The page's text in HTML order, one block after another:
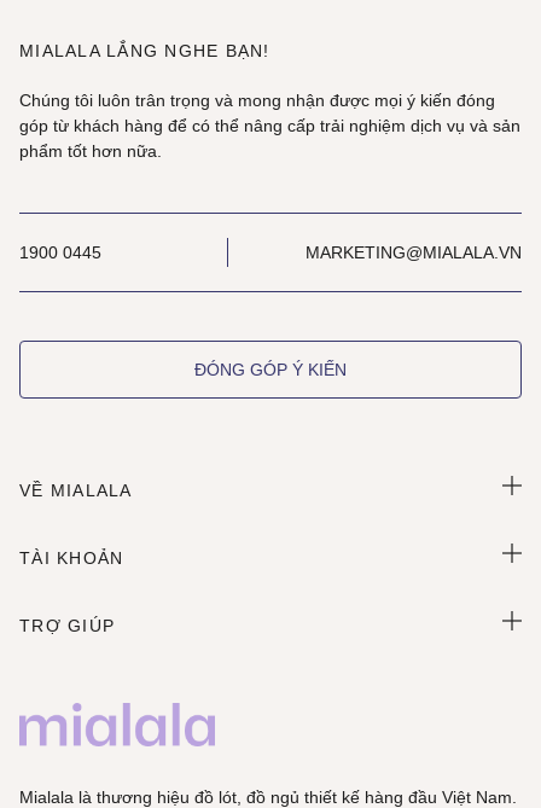
MIALALA LẮNG NGHE BẠN!
Chúng tôi luôn trân trọng và mong nhận được mọi ý kiến đóng
góp từ khách hàng để có thể nâng cấp trải nghiệm dịch vụ và sản
phẩm tốt hơn nữa.
1900 0445 MARKETING@MIALALA.VN
ĐÓNG GÓP Ý KIẾN
VỀ MIALALA
TÀI KHOẢN
TRỢ GIÚP
Mialala là thương hiệu đồ lót, đồ ngủ thiết kế hàng đầu Việt Nam.